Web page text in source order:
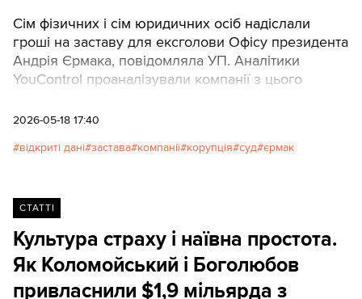
Сім фізичних і сім юридичних осіб надіслали
гроші на заставу для ексголови Офісу президента
Андрія Єрмака, повідомляла УП. Аналітики
YouControl проаналізували компанії з цього
2026-05-18 17:40
відкриті дані застава компанії корупція суд єрмак
СТАТТІ
Культура страху і наївна простота.
Як Коломойський і Боголюбов
привласнили $1,9 мільярда з